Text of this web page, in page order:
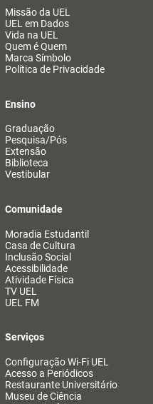
Missão da UEL
UEL em Dados
Vida na UEL
Quem é Quem
Marca Símbolo
Política de Privacidade
Ensino
Graduação
Pesquisa/Pós
Extensão
Biblioteca
Vestibular
Comunidade
Moradia Estudantil
Casa de Cultura
Inclusão Social
Acessibilidade
Atividade Física
TV UEL
UEL FM
Serviços
Configuração Wi-Fi UEL
Acesso a Periódicos
Restaurante Universitário
Museu de Ciência